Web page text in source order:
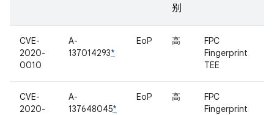
别
CVE-
2020-
0010
A-
137014293*
EoP 高
FPC
Fingerprint
TEE
CVE-
2020-
A-
137648045*
EoP 高
FPC
Fingerprint